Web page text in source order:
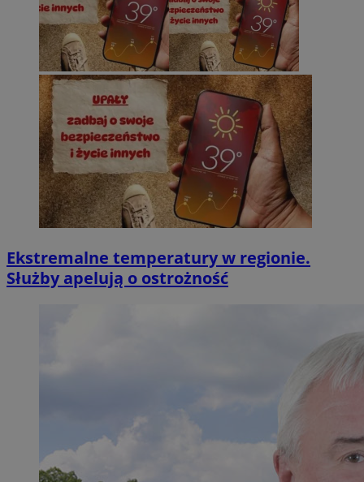
Ekstremalne temperatury w regionie.
Służby apelują o ostrożność